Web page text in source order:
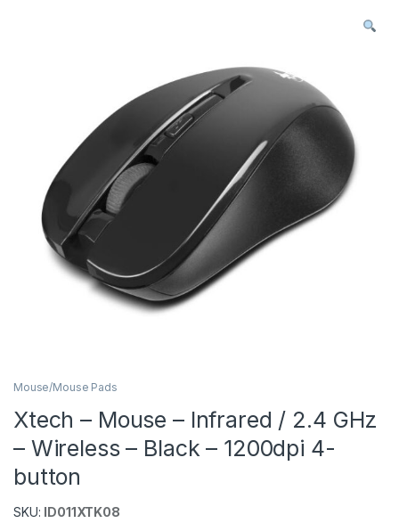
Mouse/Mouse Pads
Xtech – Mouse – Infrared / 2.4 GHz
– Wireless – Black – 1200dpi 4-
button
SKU: ID011XTK08